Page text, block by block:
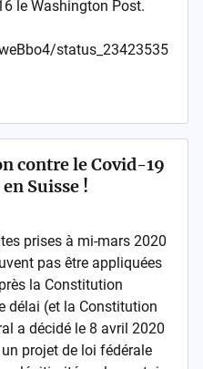
le Washington Post.
status_23423535
contre le Covid-19
Suisse !
prises à mi-mars 2020
pas être appliquées
la Constitution
délai (et la Constitution
a décidé le 8 avril 2020
projet de loi fédérale